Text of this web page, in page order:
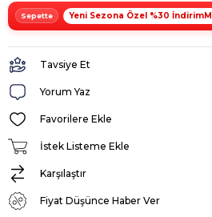
Yeni Sezona Özel %30 İndirimM
Tavsiye Et
Yorum Yaz
Favorilere Ekle
İstek Listeme Ekle
Karşılaştır
Fiyat Düşünce Haber Ver